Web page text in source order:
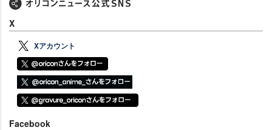
X
Xアカウント
Facebook